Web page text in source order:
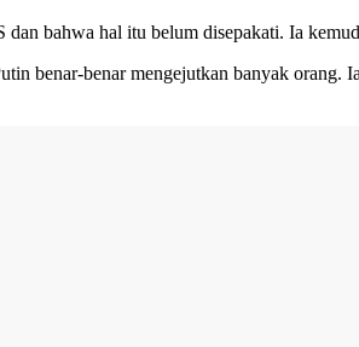
bahwa hal itu belum disepakati. Ia
benar-benar mengejutkan banyak